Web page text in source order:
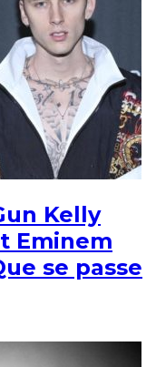
Kelly
Eminem
se passe